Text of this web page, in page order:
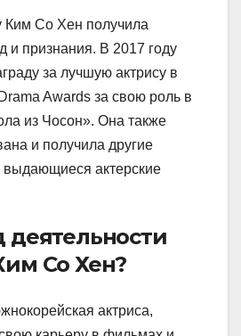
Ким Со Хен получила
и признания. В 2017 году
за лучшую актрису в
Awards за свою роль в
из Чосон». Она также
и получила другие
выдающиеся актерские
деятельности
Со Хен?
актриса,